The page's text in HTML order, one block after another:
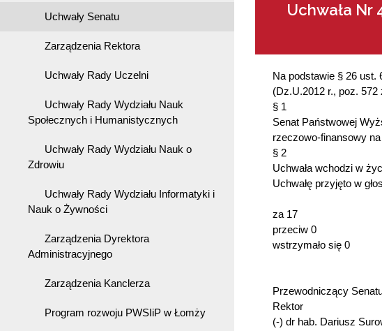
Uchwały Senatu
Zarządzenia Rektora
Uchwały Rady Uczelni
Uchwały Rady Wydziału Nauk
Społecznych i Humanistycznych
Uchwały Rady Wydziału Nauk o
Zdrowiu
Uchwały Rady Wydziału Informatyki i
Nauk o Żywności
Zarządzenia Dyrektora
Administracyjnego
Zarządzenia Kanclerza
Program rozwoju PWSIiP w Łomży
Uchwała
Na podstawie § 26
(Dz.U.2012 r., poz.
§ 1
Senat Państwowej
rzeczowo-finansowy na
§ 2
Uchwała wchodzi w
Uchwałę przyjęto w
za 17
przeciw 0
wstrzymało się 0
Przewodniczący
(-) dr hab. Dariusz